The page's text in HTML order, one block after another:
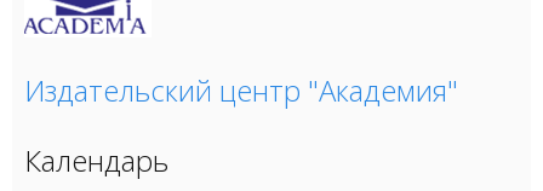
Издательский центр "Академия"
Календарь